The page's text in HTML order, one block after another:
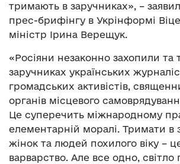
тримають в заручниках», –
прес-брифінгу в Укрінформі
міністр Ірина Верещук.
«Росіяни незаконно захопили та
заручниках українських
громадських активістів,
органів місцевого
Це суперечить міжнародному
елементарній моралі. Тримати в
жінок та людей похилого віку –
варварство. Але все одно,